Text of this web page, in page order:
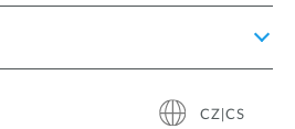
CZ|CS